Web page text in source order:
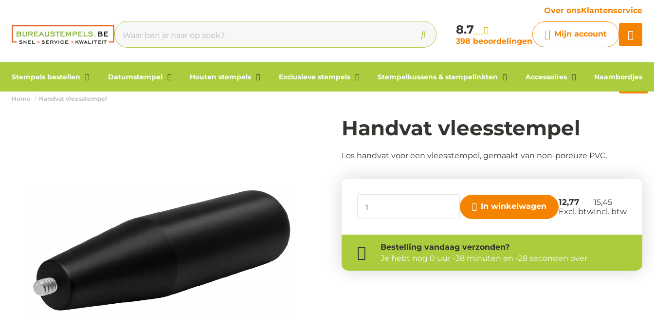
Over onsKlantenservice
8.7
398 beoordelingen
Mijn account
Stempels bestellen Datumstempel Houten stempels Exclusieve stempels Stempelkussens & stempelinkten Accessoires Naambordjes
Chatbot
Chat 24/7 met onze chatbot
Contact
Home Handvat vleesstempel
Handvat vleesstempel
Los handvat voor een vleesstempel, gemaakt van non-poreuze PVC.
In winkelwagen 12,77
Excl. btw
15,45
Incl. btw
Bestelling vandaag verzonden?
Je hebt nog 0 uur -38 minuten en -29 seconden over